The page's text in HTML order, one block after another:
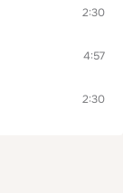
2:30
4:57
2:30